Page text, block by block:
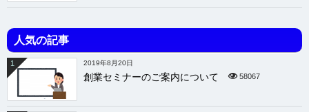
人気の記事
2019年8月20日
創業セミナーのご案内について 58067
1